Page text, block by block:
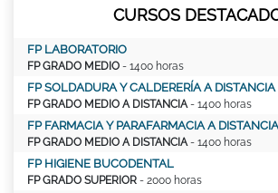
CURSOS
FP LABORATORIO
FP GRADO MEDIO - 1400 horas
FP SOLDADURA Y CALDERERÍA A DISTANCIA
FP GRADO MEDIO A DISTANCIA - 1400 horas
FP FARMACIA Y PARAFARMACIA A DISTANCIA
FP GRADO MEDIO A DISTANCIA - 1400 horas
FP HIGIENE BUCODENTAL
FP GRADO SUPERIOR - 2000 horas